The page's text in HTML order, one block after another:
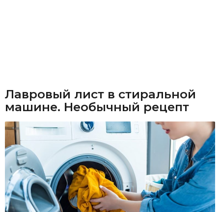
Лавровый лист в стиральной
машине. Необычный рецепт